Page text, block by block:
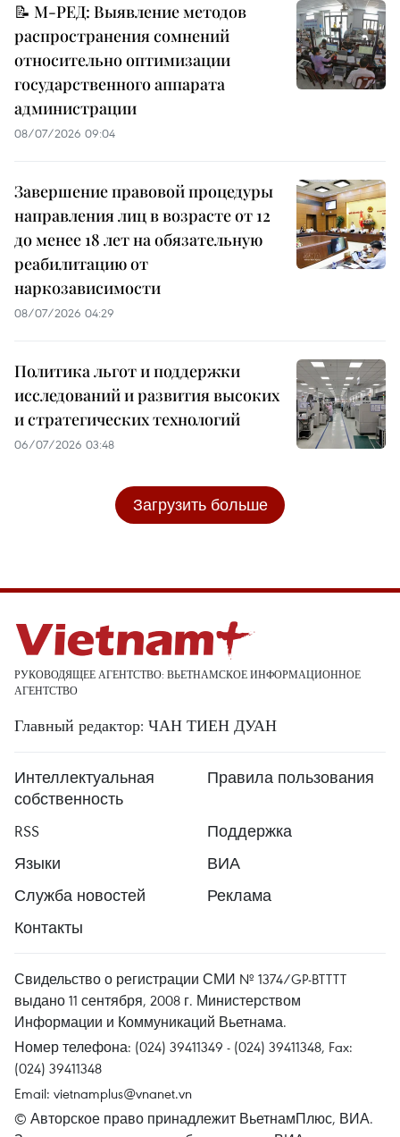
📝 М-РЕД: Выявление методов
распространения сомнений
относительно оптимизации
государственного аппарата
администрации
08/07/2026 09:04
Завершение правовой процедуры
направления лиц в возрасте от 12
до менее 18 лет на обязательную
реабилитацию от
наркозависимости
08/07/2026 04:29
Политика льгот и поддержки
исследований и развития высоких
и стратегических технологий
06/07/2026 03:48
Загрузить больше
РУКОВОДЯЩЕЕ АГЕНТСТВО: ВЬЕТНАМСКОЕ ИНФОРМАЦИОННОЕ
АГЕНТСТВО
Главный редактор: ЧАН ТИЕН ДУАН
Интеллектуальная
собственность
Правила пользования
RSS
Поддержка
Языки
ВИА
Служба новостей
Реклама
Контакты
Свидельство о регистрации СМИ № 1374/GP-BTTTT
выдано 11 сентября, 2008 г. Министерством
Информации и Коммуникаций Вьетнама.
Номер телефона: (024) 39411349 - (024) 39411348, Fax:
(024) 39411348
Email: vietnamplus@vnanet.vn
© Авторское право принадлежит ВьетнамПлюс, ВИА.